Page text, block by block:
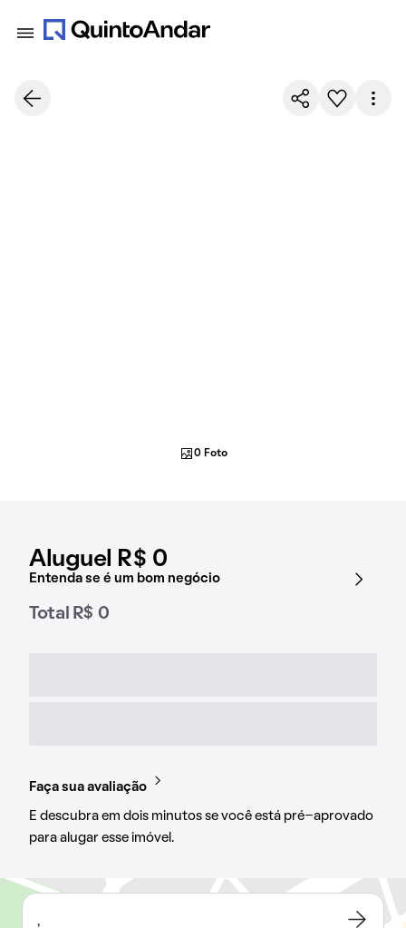
Aluguel R$ 0
Entenda se é um bom negócio
Total R$ 0
Faça sua avaliação
E descubra em dois minutos se você está pré-aprovado
para alugar esse imóvel.
0 Foto
,